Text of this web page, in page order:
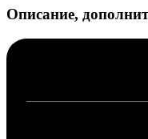
Описание,